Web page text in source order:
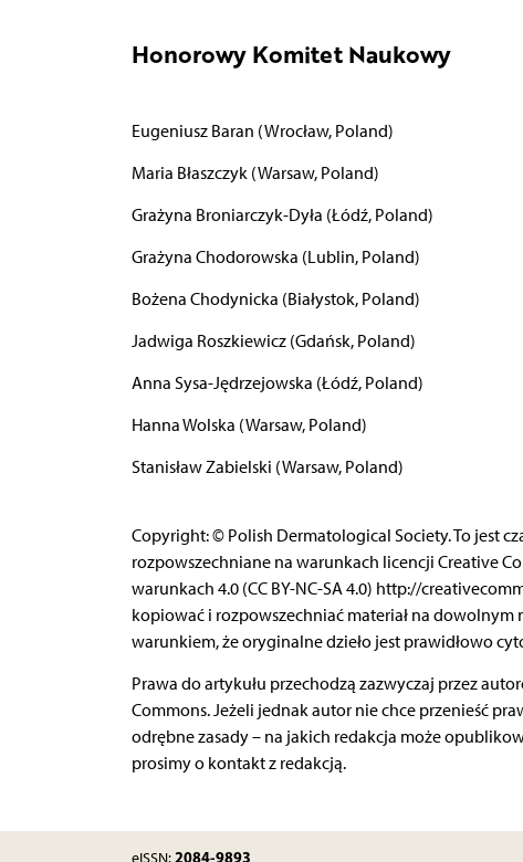
Honorowy Komitet Naukowy
Eugeniusz Baran (Wrocław, Poland)
Maria Błaszczyk (Warsaw, Poland)
Grażyna Broniarczyk-Dyła (Łódź, Poland)
Grażyna Chodorowska (Lublin, Poland)
Bożena Chodynicka (Białystok, Poland)
Jadwiga Roszkiewicz (Gdańsk, Poland)
Anna Sysa-Jędrzejowska (Łódź, Poland)
Hanna Wolska (Warsaw, Poland)
Stanisław Zabielski (Warsaw, Poland)
Copyright: © Polish Dermatological Society. To jest
rozpowszechniane na warunkach licencji Creative
warunkach 4.0 (CC BY-NC-SA 4.0) http://
kopiować i rozpowszechniać materiał na dowolnym
warunkiem, że oryginalne dzieło jest prawidłowo
Prawa do artykułu przechodzą zazwyczaj przez
Commons. Jeżeli jednak autor nie chce przenieść
odrębne zasady – na jakich redakcja może
prosimy o kontakt z redakcją.
eISSN:2084-9893